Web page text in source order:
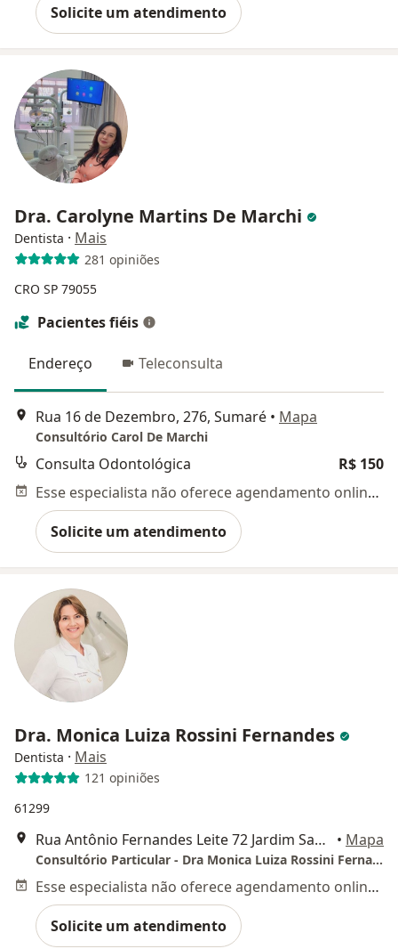
Solicite um atendimento
Dra. Carolyne Martins De Marchi
Dentista · Mais
281 opiniões
CRO SP 79055
Pacientes fiéis
Endereço Teleconsulta
Rua 16 de Dezembro, 276, Sumaré • Mapa
Consultório Carol De Marchi
Consulta Odontológica
R$ 150
Esse especialista não oferece agendamento online para esse endereço.
Solicite um atendimento
Dra. Monica Luiza Rossini Fernandes
Dentista · Mais
121 opiniões
61299
Rua Antônio Fernandes Leite 72 Jardim Santa Izabel, Hortolândia • Mapa
Consultório Particular - Dra Monica Luiza Rossini Fernandes
Esse especialista não oferece agendamento online para esse endereço.
Solicite um atendimento